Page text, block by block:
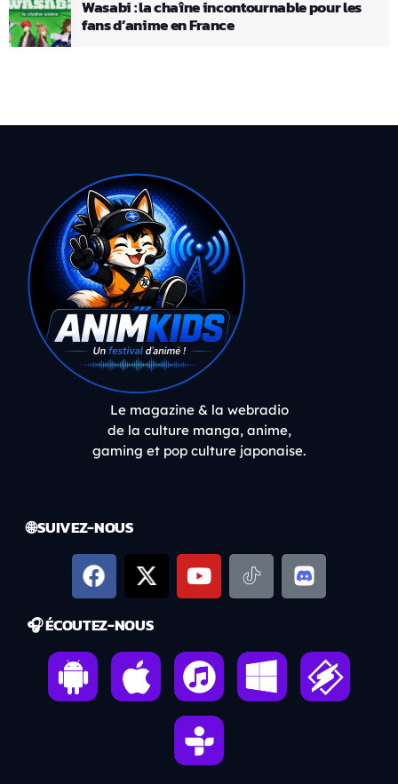
Wasabi : la chaîne incontournable pour les
fans d’anime en France
Le magazine & la webradio
de la culture manga, anime,
gaming et pop culture japonaise.
🌐 SUIVEZ-NOUS
🎧 ÉCOUTEZ-NOUS